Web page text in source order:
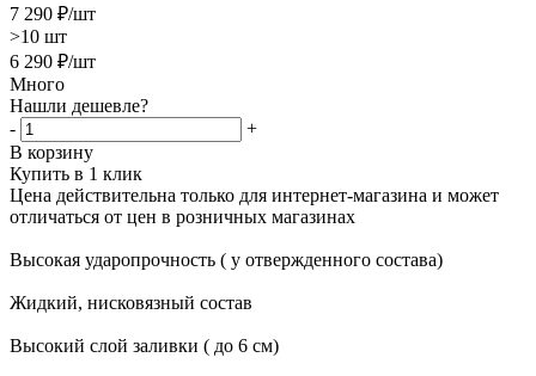
7 290 ₽/шт
>10 шт
6 290 ₽/шт
Много
Нашли дешевле?
-
+
В корзину
Купить в 1 клик
Цена действительна только для интернет-магазина и может
отличаться от цен в розничных магазинах
Высокая ударопрочность ( у отвержденного состава)
Жидкий, нисковязный состав
Высокий слой заливки ( до 6 см)